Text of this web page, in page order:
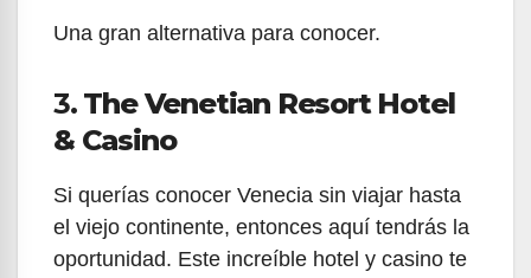
Una gran alternativa para conocer.
3. The Venetian Resort Hotel
& Casino
Si querías conocer Venecia sin viajar hasta
el viejo continente, entonces aquí tendrás la
oportunidad. Este increíble hotel y casino te